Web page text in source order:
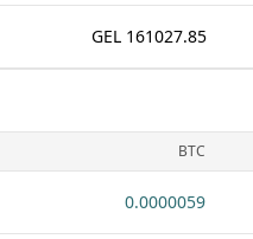
161027.85 GEL
BTC
0.0000059